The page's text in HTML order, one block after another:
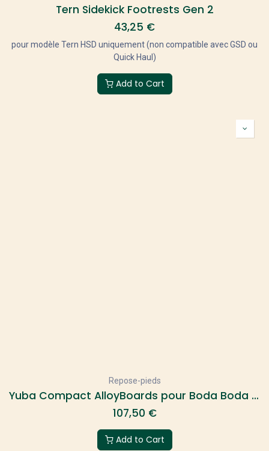
Tern Sidekick Footrests Gen 2
43,25 €
pour modèle Tern HSD uniquement (non compatible avec GSD ou
Quick Haul)
Add to Cart
Repose-pieds
Yuba Compact AlloyBoards pour Boda Boda et Kombi E5/E6
107,50 €
Add to Cart